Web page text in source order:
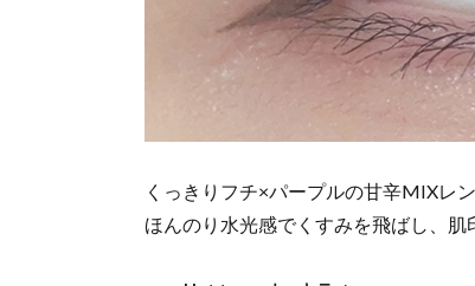
くっきりフチ×パープルの甘辛MIXレ
ほんのり水光感でくすみを飛ばし、